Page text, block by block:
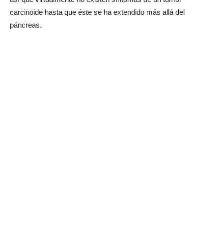
carcinoide hasta que éste se ha extendido más allá del
páncreas.